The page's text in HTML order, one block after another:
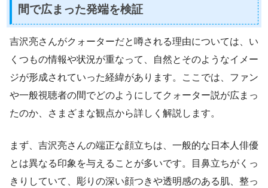
間で広まった発端を検証
吉沢亮さんがクォーターだと噂される理由については、い
くつもの情報や状況が重なって、自然とそのようなイメー
ジが形成されていった経緯があります。ここでは、ファン
や一般視聴者の間でどのようにしてクォーター説が広まっ
たのか、さまざまな観点から詳しく解説します。
まず、吉沢亮さんの端正な顔立ちは、一般的な日本人俳優
とは異なる印象を与えることが多いです。目鼻立ちがくっ
きりしていて、彫りの深い顔つきや透明感のある肌、整っ